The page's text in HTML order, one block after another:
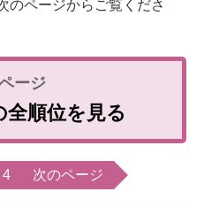
ページからご覧くださ
順位を見る
4 次のページ